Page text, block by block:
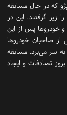
پژو که در حال مسابقه
زیر گرفتند. این در
خودروها پس از این
صاحبان خودروها
سر می‌برد. مسابقه
تصادفات و ایجاد